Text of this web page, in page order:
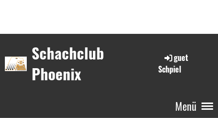
Schachclub
Phoenix
guet
Schpiel
Menü